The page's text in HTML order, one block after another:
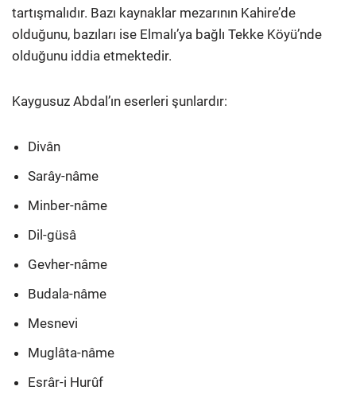
tartışmalıdır. Bazı kaynaklar mezarının Kahire’de
olduğunu, bazıları ise Elmalı’ya bağlı Tekke Köyü’nde
olduğunu iddia etmektedir.
Kaygusuz Abdal’ın eserleri şunlardır:
Divân
Sarây-nâme
Minber-nâme
Dil-güsâ
Gevher-nâme
Budala-nâme
Mesnevi
Muglâta-nâme
Esrâr-i Hurûf